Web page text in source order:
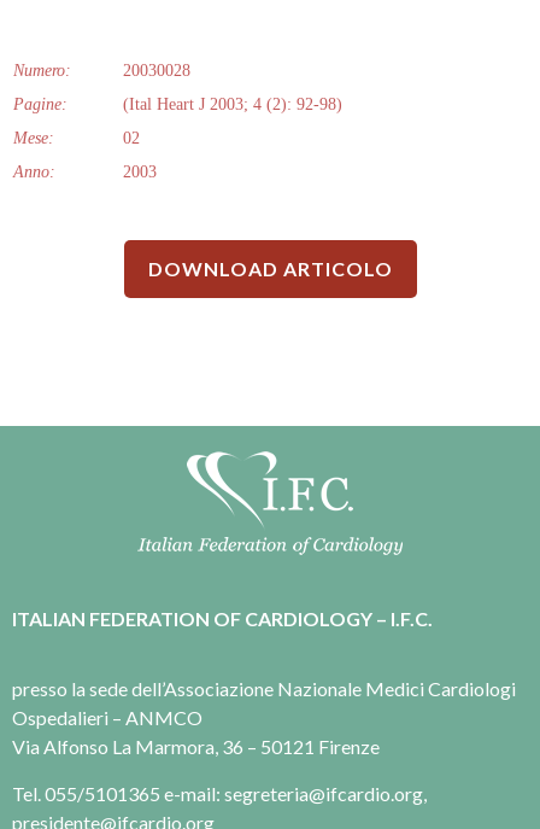
Numero:
20030028
Pagine:
(Ital Heart J 2003; 4 (2): 92-98)
Mese:
02
Anno:
2003
DOWNLOAD ARTICOLO
ITALIAN FEDERATION OF CARDIOLOGY – I.F.C.
presso la sede dell’Associazione Nazionale Medici Cardiologi
Ospedalieri – ANMCO
Via Alfonso La Marmora, 36 – 50121 Firenze
Tel. 055/5101365 e-mail: segreteria@ifcardio.org,
presidente@ifcardio.org